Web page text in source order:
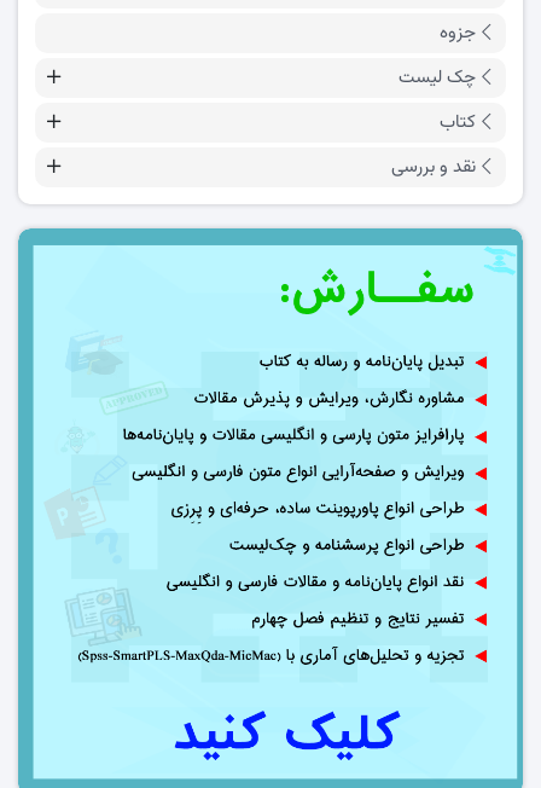
جزوه
چک لیست
کتاب
نقد و بررسی